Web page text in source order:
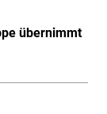
übernimmt